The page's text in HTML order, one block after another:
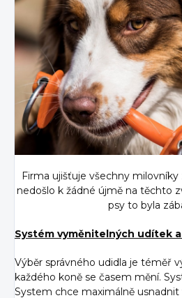
Firma ujišťuje všechny
nedošlo k žádné újmě na těchto
psy to byla
Systém vyměnitelných udítek
Výběr správného udidla je téměř
každého koně se časem mění.
System chce maximálně usnadnit